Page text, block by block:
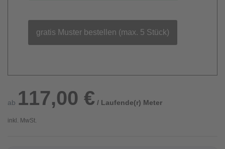
gratis Muster bestellen (max. 5 Stück)
ab 117,00 € / Laufende(r) Meter
inkl. MwSt.